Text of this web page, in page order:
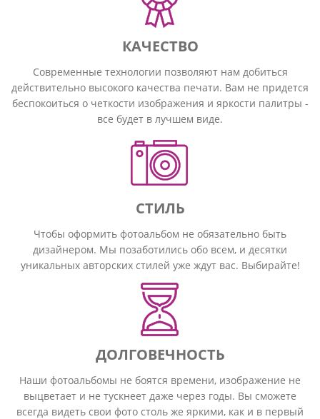
КАЧЕСТВО
Современные технологии позволяют нам добиться
действительно высокого качества печати. Вам не придется
беспокоиться о четкости изображения и яркости палитры -
все будет в лучшем виде.
СТИЛЬ
Чтобы оформить фотоальбом не обязательно быть
дизайнером. Мы позаботились обо всем, и десятки
уникальных авторских стилей уже ждут вас. Выбирайте!
ДОЛГОВЕЧНОСТЬ
Наши фотоальбомы не боятся времени, изображение не
выцветает и не тускнеет даже через годы. Вы сможете
всегда видеть свои фото столь же яркими, как и в первый